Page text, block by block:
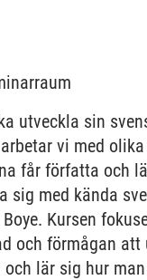
utveckla sin
vi med
får författa och
sig med kända
Kursen
och förmågan att
lär sig hur